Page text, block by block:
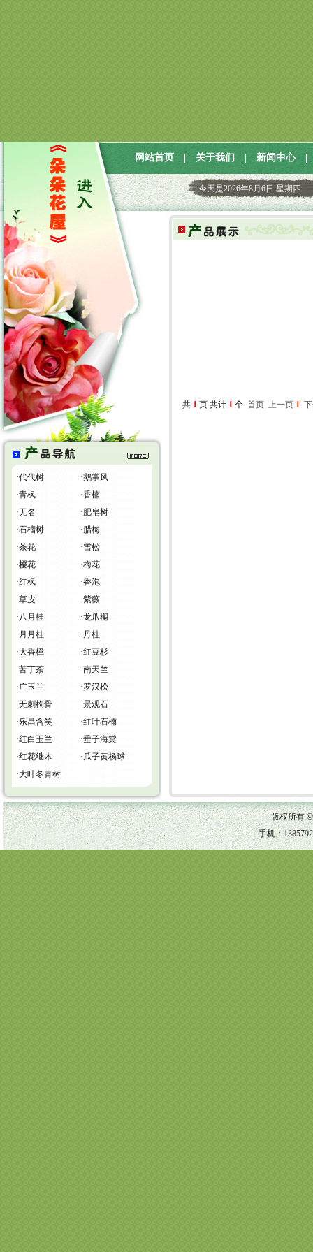
网站首页 关于我们 新闻中心 |
今天是2026年8月6日 星期四
·代代树 ·鹅掌风
·青枫 ·香楠
·无名 ·肥皂树
·石榴树 ·腊梅
·茶花 ·雪松
·樱花 ·梅花
·红枫 ·香泡
·草皮 ·紫薇
·八月桂 ·龙爪櫆
· 月月桂 ·丹桂
·大香樟 ·红豆杉
·苦丁茶 ·南天竺
·广玉兰 ·罗汉松
·无刺枸骨 ·景观石
·乐昌含笑 ·红叶石楠
·红白玉兰 ·垂子海棠
·红花继木 ·瓜子黄杨球
·大叶冬青树
共 1 页 共计 1 个 首页 上一页 1
版权所有
手机：